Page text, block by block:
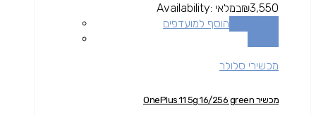
₪3,550
Availability: במלאי
הוסף למועדפים
מכשירי סלולר
מכשיר OnePlus 11 5g 16/256 green